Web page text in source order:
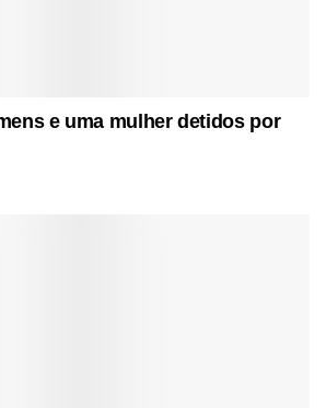
e uma mulher detidos por